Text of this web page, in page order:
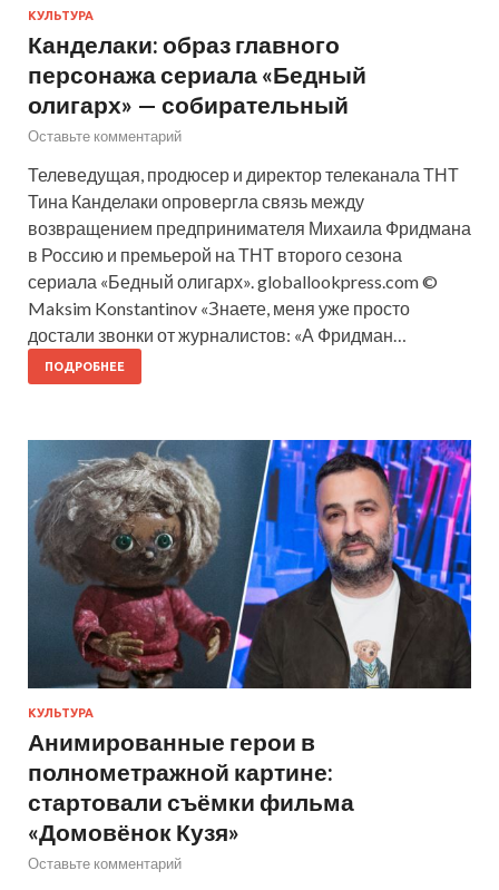
КУЛЬТУРА
Канделаки: образ главного
персонажа сериала «Бедный
олигарх» — собирательный
Оставьте комментарий
Телеведущая, продюсер и директор телеканала ТНТ
Тина Канделаки опровергла связь между
возвращением предпринимателя Михаила Фридмана
в Россию и премьерой на ТНТ второго сезона
сериала «Бедный олигарх». globallookpress.com ©
Maksim Konstantinov «Знаете, меня уже просто
достали звонки от журналистов: «А Фридман…
ПОДРОБНЕЕ
КУЛЬТУРА
Анимированные герои в
полнометражной картине:
стартовали съёмки фильма
«Домовёнок Кузя»
Оставьте комментарий